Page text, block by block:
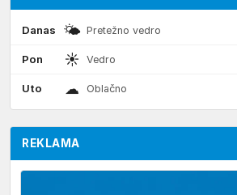
Danas 🌤 Pretežno vedro
Pon ☀ Vedro
Uto ☁ Oblačno
REKLAMA